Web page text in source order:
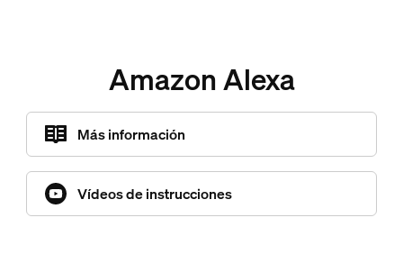
Amazon Alexa
Más información
Vídeos de instrucciones